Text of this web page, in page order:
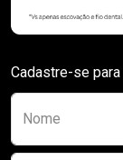
Cadastre-se
Nome